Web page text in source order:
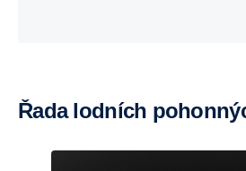
Řada lodních